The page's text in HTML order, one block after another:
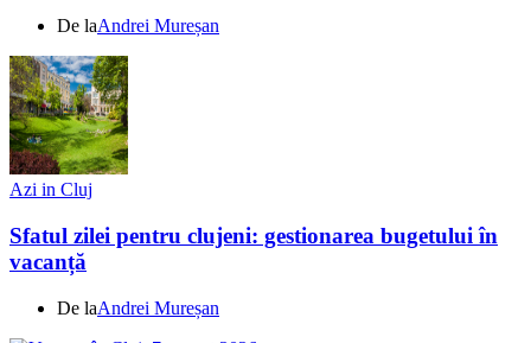
De laAndrei Mureșan
Azi in Cluj
Sfatul zilei pentru clujeni: gestionarea bugetului în
vacanță
De laAndrei Mureșan